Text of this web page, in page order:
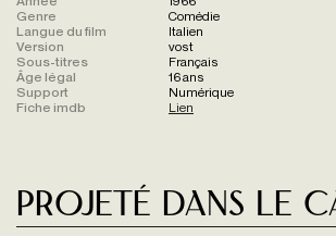
Genre
Comédie
Langue du film
Italien
Version
vost
Sous-titres
Français
Âge légal
16 ans
Support
Numérique
Fiche imdb
Lien
Projeté dans le